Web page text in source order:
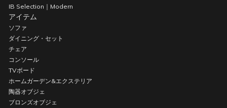
IB Selection｜Modern
アイテム
ソファ
ダイニング・セット
チェア
コンソール
TVボード
ホームガーデン&エクステリア
陶器オブジェ
ブロンズオブジェ